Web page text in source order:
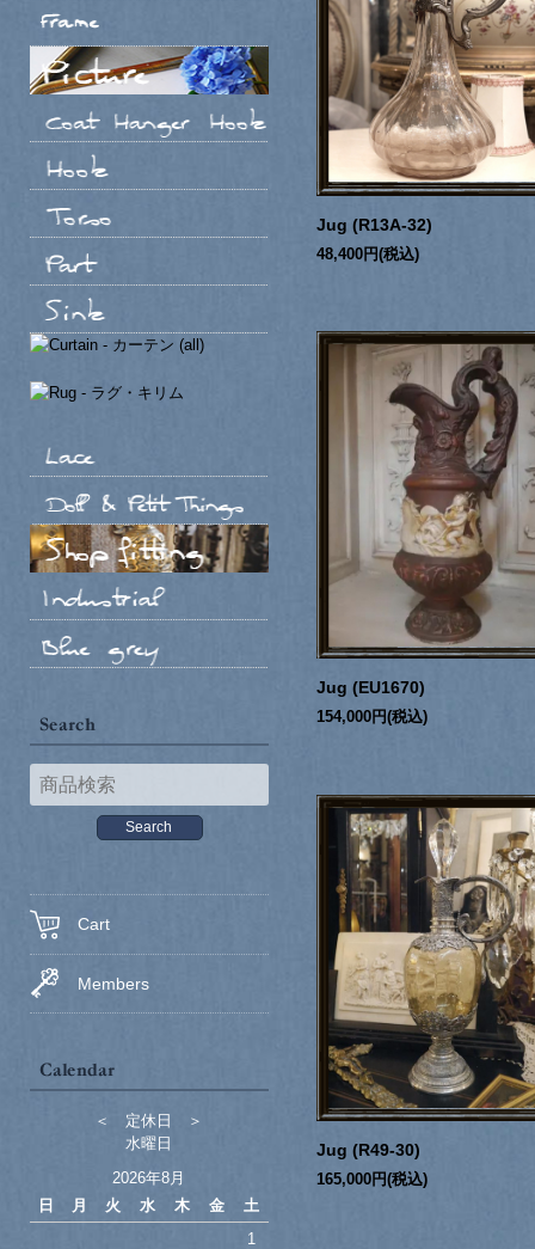
Cart
Members
＜ 定休日 ＞
水曜日
2026年8月
日
月 火 水 木 金
土
1
Jug (R13A-32)
48,400円(税込)
Jug (EU1670)
154,000円(税込)
Jug (R49-30)
165,000円(税込)